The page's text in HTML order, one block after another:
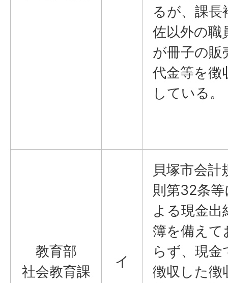
るが、課長
佐以外の職
が冊子の販
代金等を徴
している。
教育部
社会教育課
イ
貝塚市会計
則第32条
よる現金出
簿を備えて
らず、現金
徴収した徴